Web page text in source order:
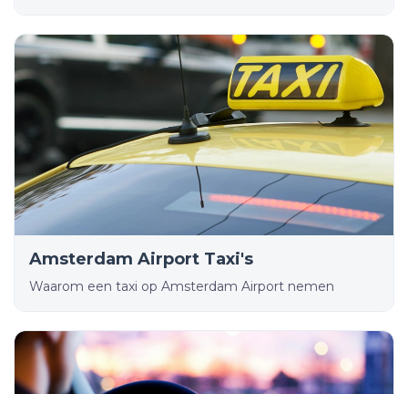
Amsterdam Airport Taxi's
Waarom een taxi op Amsterdam Airport nemen